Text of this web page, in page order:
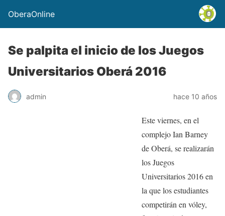
OberaOnline
Se palpita el inicio de los Juegos
Universitarios Oberá 2016
admin hace 10 años
Este viernes, en el
complejo Ian Barney
de Oberá, se realizarán
los Juegos
Universitarios 2016 en
la que los estudiantes
competirán en vóley,